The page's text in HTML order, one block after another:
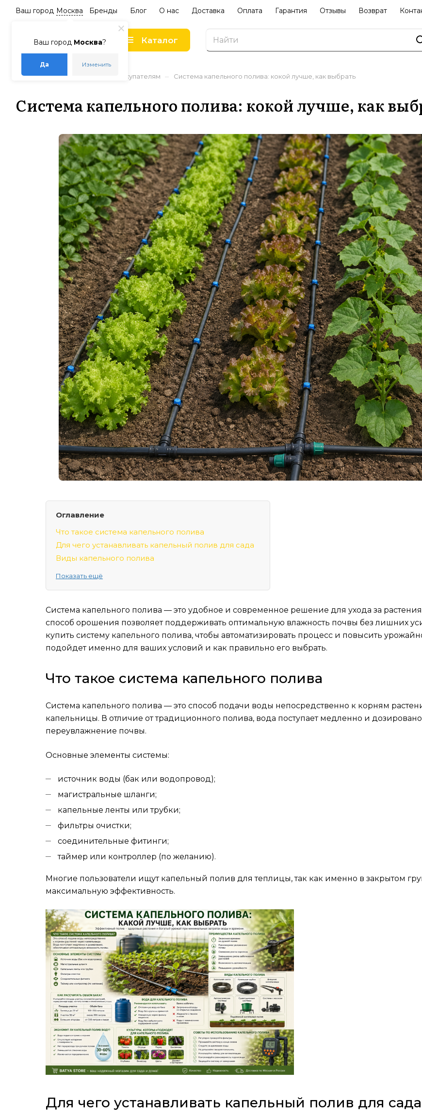
Ваш город Москва?
Да Изменить
Ваш город Москва Бренды Блог О нас Доставка Оплата Гарантия Отзывы Возврат
Каталог
Главная – Статьи Советы покупателям – Система капельного полива: кокой лучше, как выбрать
Система капельного полива: кокой лучше, как
Оглавление
Что такое система капельного полива
Для чего устанавливать капельный полив для сада
Виды капельного полива
Как рассчитать объем бака?
Культуры, которые подходят для капельного полива
Советы по использованию капельного полива
Показать ещё
Система капельного полива — это удобное и современное решение для ухода за
способ орошения позволяет поддерживать оптимальную влажность почвы без лишних
купить систему капельного полива, чтобы автоматизировать процесс и повысить
подойдет именно для ваших условий и как правильно его выбрать.
Что такое система капельного полива
Система капельного полива — это способ подачи воды непосредственно к корням
капельницы. В отличие от традиционного полива, вода поступает медленно и
переувлажнение почвы.
Основные элементы системы:
источник воды (бак или водопровод);
магистральные шланги;
капельные ленты или трубки;
фильтры очистки;
соединительные фитинги;
таймер или контроллер (по желанию).
Многие пользователи ищут капельный полив для теплицы, так как именно в закрытом
максимальную эффективность.
Для чего устанавливать капельный полив для сада